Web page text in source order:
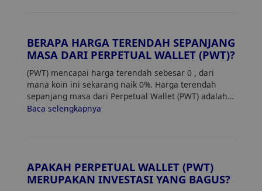
BERAPA HARGA TERENDAH SEPANJANG
MASA DARI PERPETUAL WALLET (PWT)?
(PWT) mencapai harga terendah sebesar 0 , dari
mana koin ini sekarang naik 0%. Harga terendah
sepanjang masa dari Perpetual Wallet (PWT) adalah
0. Harga saat ini dari PWT naik 0% dari harga
Baca selengkapnya
APAKAH PERPETUAL WALLET (PWT)
MERUPAKAN INVESTASI YANG BAGUS?